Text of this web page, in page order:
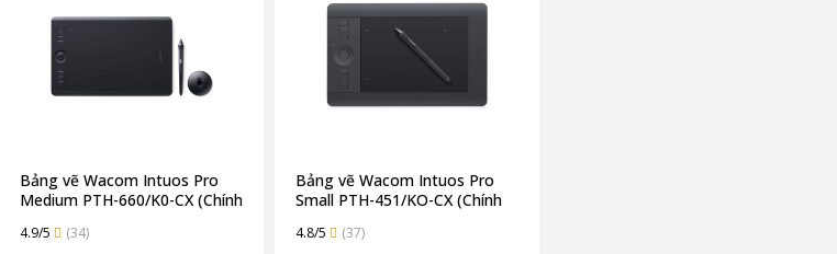
Bảng vẽ Wacom Intuos Pro
Medium PTH-660/K0-CX (Chính
4.9/5 (34)
Bảng vẽ Wacom Intuos Pro
Small PTH-451/KO-CX (Chính
4.8/5 (37)